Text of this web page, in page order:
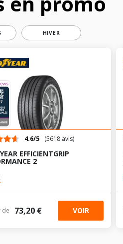
HIVER
4.6/5 (5618 avis)
EFFICIENTGRIP
2
de 73,20 € VOIR